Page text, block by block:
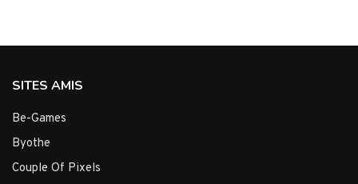
SITES AMIS
Be-Games
Byothe
Couple Of Pixels